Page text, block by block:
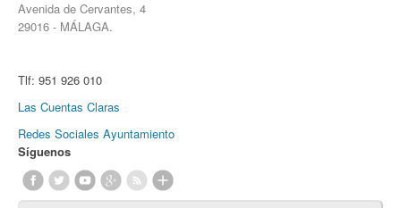
Avenida de Cervantes, 4
29016 - MÁLAGA.
Tlf: 951 926 010
Las Cuentas Claras
Redes Sociales Ayuntamiento
Síguenos